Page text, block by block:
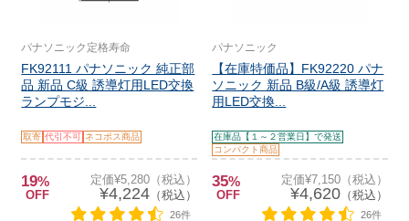
パナソニック定格寿命
FK92111 パナソニック 純正部
品 新品 C級 誘導灯用LED交換
ランプモジ...
取寄 代引不可 ネコポス商品
19%
OFF
定価¥5,280（税込）
¥4,224（税込）
26件
パナソニック
【在庫特価品】FK92220 パナ
ソニック 新品 B級/A級 誘導灯
用LED交換...
在庫品【１～２営業日】で発送
コンパクト商品
35%
OFF
定価¥7,150（税込）
¥4,620（税込）
26件